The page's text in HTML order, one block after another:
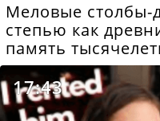
Меловые
степью как
память
17:43